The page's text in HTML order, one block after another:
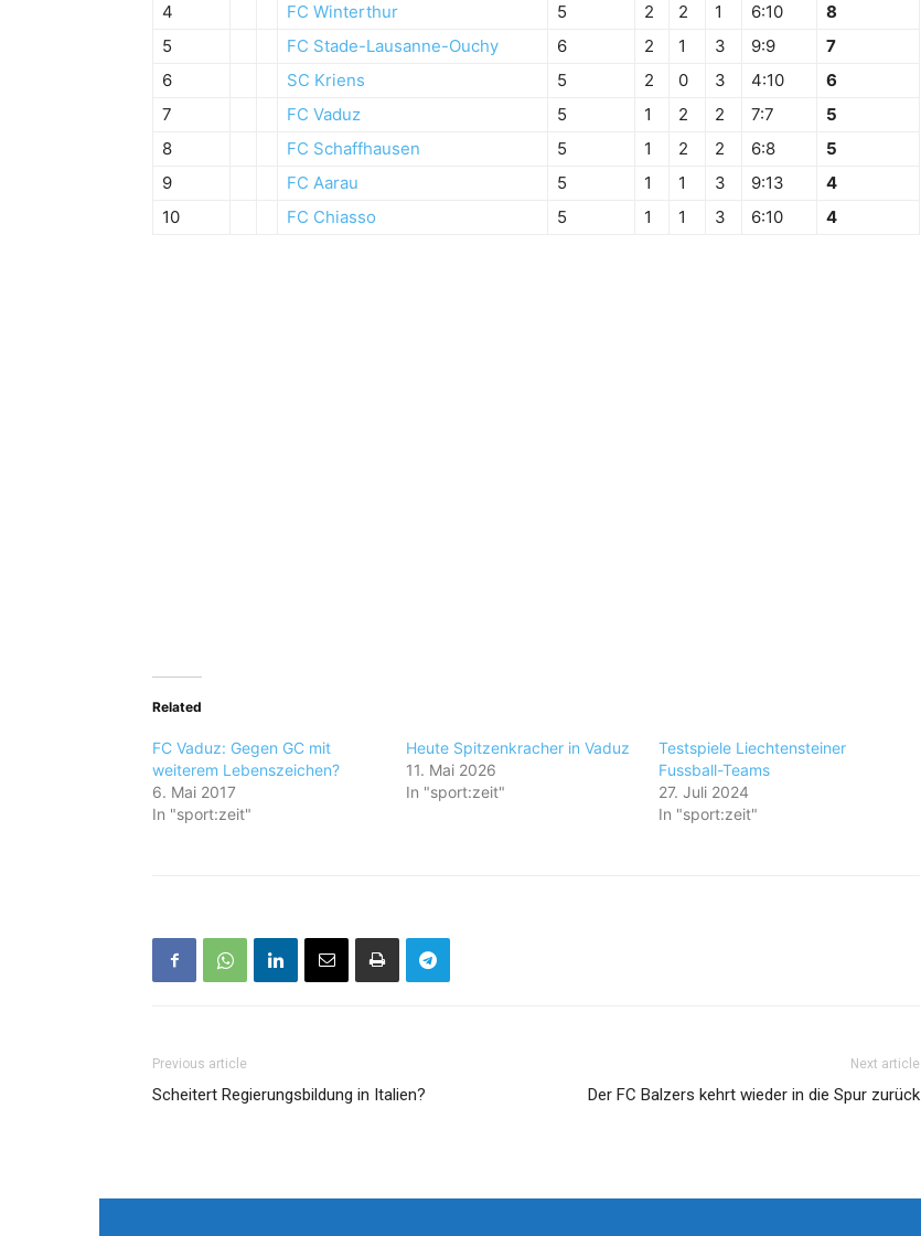
4
FC Winterthur 5 2 2 1 6:10
8
5
FC Stade-Lausanne-Ouchy 6 2 1 3 9:9
7
6
SC Kriens 5 2 0 3 4:10
6
7
FC Vaduz 5 1 2 2 7:7
5
8
FC Schaffhausen 5 1 2 2 6:8
5
9
FC Aarau 5 1 1 3 9:13
4
10
FC Chiasso 5 1 1 3 6:10 4
Related
FC Vaduz: Gegen GC mit
weiterem Lebenszeichen?
6. Mai 2017
In "sport:zeit"
Heute Spitzenkracher in Vaduz
11. Mai 2026
In "sport:zeit"
Testspiele Liechtensteiner
Fussball-Teams
27. Juli 2024
In "sport:zeit"
Previous article
Scheitert Regierungsbildung in Italien?
Next article
Der FC Balzers kehrt wieder in die Spur zurück